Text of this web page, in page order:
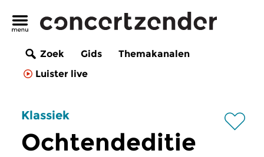
Zoek Gids
Themakanalen
Luister live
Klassiek
Ochtendeditie